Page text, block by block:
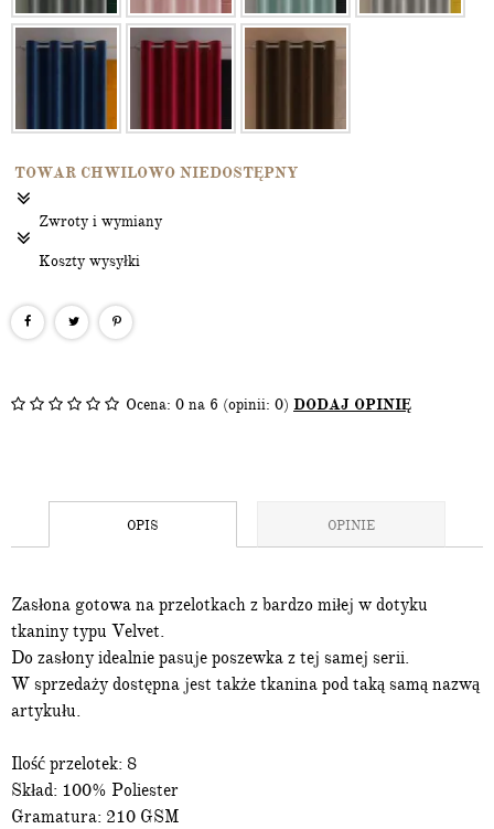
TOWAR CHWILOWO NIEDOSTĘPNY
Zwroty i wymiany
Koszty wysyłki
Ocena: 0 na 6 (opinii: 0) DODAJ OPINIĘ
OPIS OPINIE
Zasłona gotowa na przelotkach z bardzo miłej w dotyku
tkaniny typu Velvet.
Do zasłony idealnie pasuje poszewka z tej samej serii.
W sprzedaży dostępna jest także tkanina pod taką samą nazwą
artykułu.
Ilość przelotek: 8
Skład: 100% Poliester
Gramatura: 210 GSM